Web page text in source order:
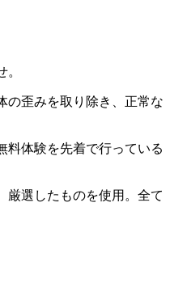
の歪みを取り除き、正常な
料体験を先着で行っている
厳選したものを使用。全て